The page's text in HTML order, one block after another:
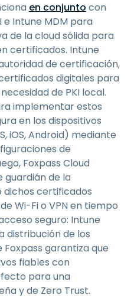
en conjunto con
e Intune MDM para
de la cloud sólida para
certificados. Intune
de certificación,
digitales para
de PKI local.
implementar estos
en los dispositivos
iOS, Android) mediante
de
Foxpass Cloud
guardián de la
certificados
Wi-Fi o VPN en tiempo
seguro: Intune
distribución de los
garantiza que
fiables con
para una
y de Zero Trust.